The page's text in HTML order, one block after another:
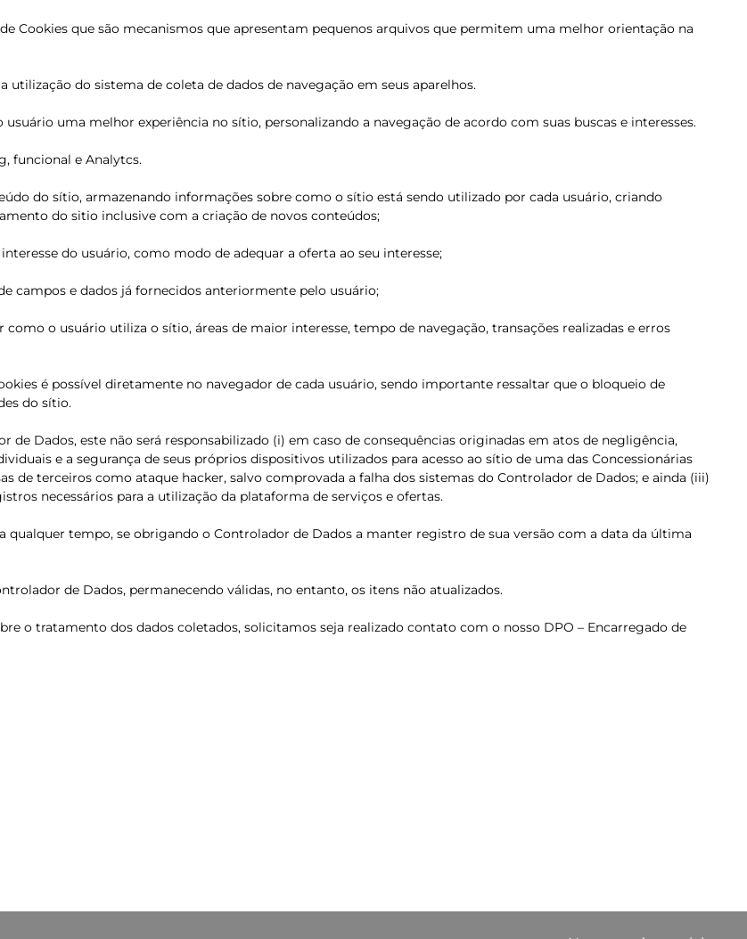
Cookies que são mecanismos que apresentam pequenos arquivos que permitem uma melhor orientação na
utilização do sistema de coleta de dados de navegação em seus aparelhos.
uma melhor experiência no sítio, personalizando a navegação de acordo com suas buscas e interesses.
funcional e Analytcs.
do sítio, armazenando informações sobre como o sítio está sendo utilizado por cada usuário, criando
do sitio inclusive com a criação de novos conteúdos;
do usuário, como modo de adequar a oferta ao seu interesse;
campos e dados já fornecidos anteriormente pelo usuário;
o usuário utiliza o sítio, áreas de maior interesse, tempo de navegação, transações realizadas e erros
é possível diretamente no navegador de cada usuário, sendo importante ressaltar que o bloqueio de
do sítio.
de Dados, este não será responsabilizado (i) em caso de consequências originadas em atos de negligência,
e a segurança de seus próprios dispositivos utilizados para acesso ao sítio de uma das Concessionárias
de terceiros como ataque hacker, salvo comprovada a falha dos sistemas do Controlador de Dados; e ainda (iii)
necessários para a utilização da plataforma de serviços e ofertas.
qualquer tempo, se obrigando o Controlador de Dados a manter registro de sua versão com a data da última
de Dados, permanecendo válidas, no entanto, os itens não atualizados.
o tratamento dos dados coletados, solicitamos seja realizado contato com o nosso DPO – Encarregado de